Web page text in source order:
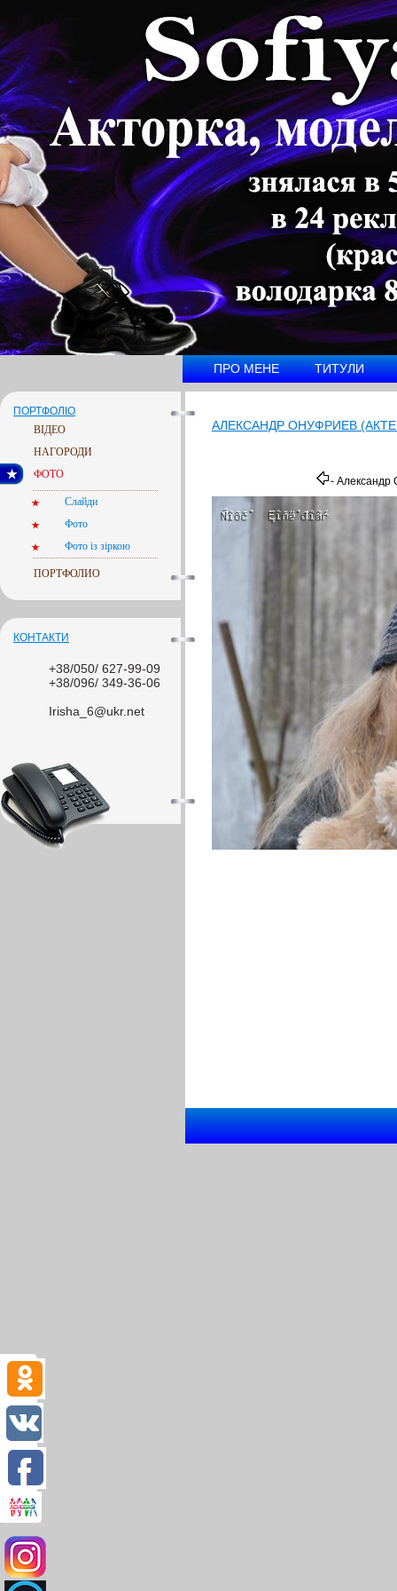
ПРО МЕНЕ ТИТУЛИ
ПОРТФОЛІО
ВІДЕО
НАГОРОДИ
ФОТО
Слайди
Фото
Фото із зіркою
ПОРТФОЛИО
КОНТАКТИ
+38/050/ 627-99-09
+38/096/ 349-36-06
Irisha_6@ukr.net
АЛЕКСАНДР ОНУФРИЕВ
- Александр